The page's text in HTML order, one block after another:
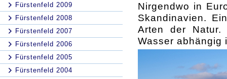
Fürstenfeld 2009
Fürstenfeld 2008
Fürstenfeld 2007
Fürstenfeld 2006
Fürstenfeld 2005
Fürstenfeld 2004
Nirgendwo in
Skandinavien.
Arten der
Wasser abhängig